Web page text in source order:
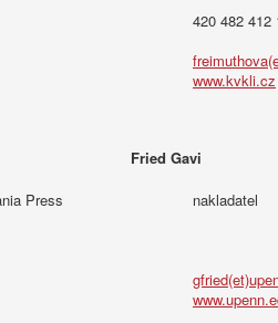
420 482 412
www.kvkli.cz
Fried Gavi
Press
nakladatel